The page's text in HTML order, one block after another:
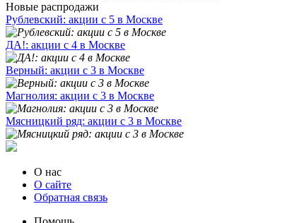
Новые распродажи
Рублевский: акции с 5 в Москве
ДА!: акции с 4 в Москве
Верный: акции с 3 в Москве
Магнолия: акции с 3 в Москве
Мясницкий ряд: акции с 3 в Москве
О нас
О сайте
Обратная связь